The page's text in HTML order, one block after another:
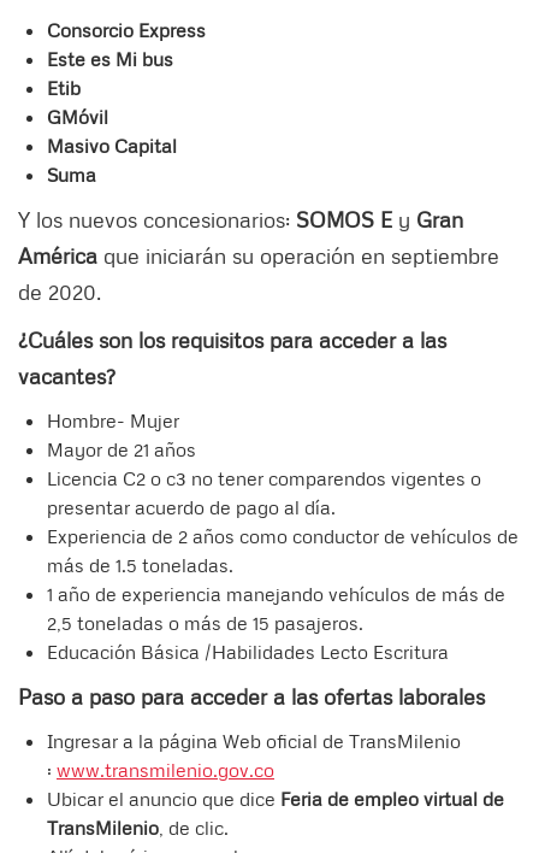
Consorcio Express
Este es Mi bus
Etib
GMóvil
Masivo Capital
Suma
Y los nuevos concesionarios: SOMOS E y Gran
América que iniciarán su operación en septiembre
de 2020.
¿Cuáles son los requisitos para acceder a las
vacantes?
Hombre- Mujer
Mayor de 21 años
Licencia C2 o c3 no tener comparendos vigentes o
presentar acuerdo de pago al día.
Experiencia de 2 años como conductor de vehículos de
más de 1.5 toneladas.
1 año de experiencia manejando vehículos de más de
2,5 toneladas o más de 15 pasajeros.
Educación Básica /Habilidades Lecto Escritura
Paso a paso para acceder a las ofertas laborales
Ingresar a la página Web oficial de TransMilenio
: www.transmilenio.gov.co
Ubicar el anuncio que dice Feria de empleo virtual de
TransMilenio , de clic.